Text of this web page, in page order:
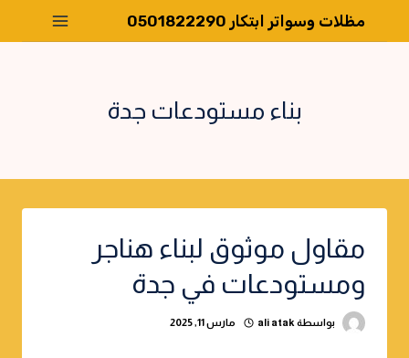
مظلات وسواتر ابتكار 0501822290
بناء مستودعات جدة
مقاول موثوق لبناء هناجر
ومستودعات في جدة
بواسطة ali atak مارس 11, 2025